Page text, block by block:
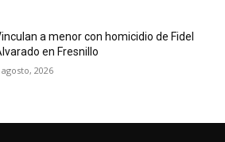
a menor con homicidio de Fidel
en Fresnillo
agosto, 2026